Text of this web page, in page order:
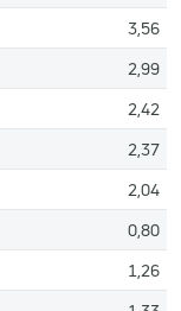
3,56
2,99
2,42
2,37
2,04
0,80
1,26